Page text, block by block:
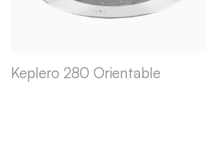
Keplero 280 Orientable